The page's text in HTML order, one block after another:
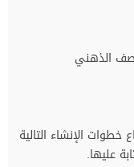
الذهني
الإنشاء التالية
عليها.